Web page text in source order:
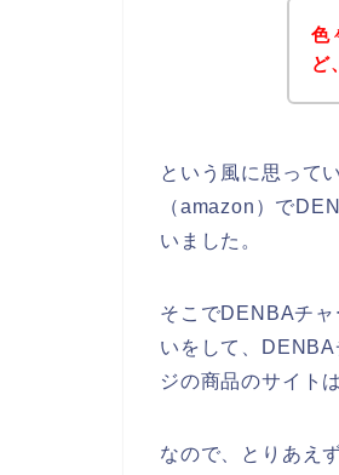
色
ど
という風に思って
（amazon）で
いました。
そこでDENBAチ
いをして、
ジの商品のサイト
なので、とりあえ